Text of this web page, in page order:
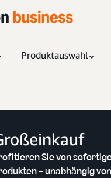
Produktauswahl
Sie von
– unabhängig